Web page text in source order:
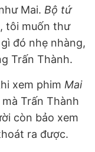
Mai. Bộ tứ
tôi muốn thư
đó nhẹ nhàng,
Trấn Thành.
xem phim Mai
Trấn Thành
còn bảo xem
ra được.